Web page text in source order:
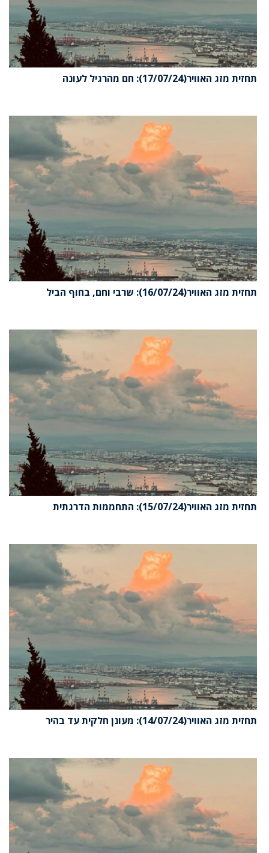
תחזית מזג האוויר(17/07/24): חם מהרגיל לעונה
תחזית מזג האוויר(16/07/24): שרבי וחם, בחוף הביל
תחזית מזג האוויר(15/07/24): התחממות הדרגתית
תחזית מזג האוויר(14/07/24): מעונן חלקית עד בהיר